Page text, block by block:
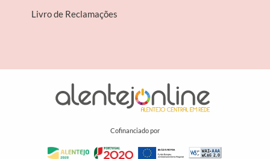
Livro de Reclamações
Cofinanciado por